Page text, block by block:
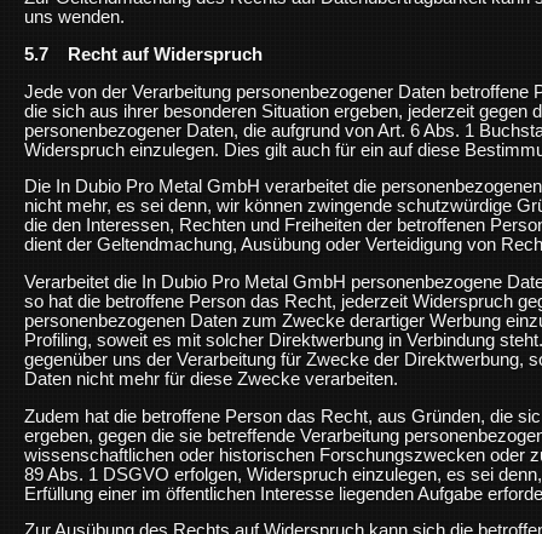
uns wenden.
5.7 Recht auf Widerspruch
Jede von der Verarbeitung personenbezogener Daten betroffene
die sich aus ihrer besonderen Situation ergeben, jederzeit gegen
personenbezogener Daten, die aufgrund von Art. 6 Abs. 1
Widerspruch einzulegen. Dies gilt auch für ein auf diese
Die In Dubio Pro Metal GmbH verarbeitet die
nicht mehr, es sei denn, wir können zwingende schutzwürdige
die den Interessen, Rechten und Freiheiten der betroffenen
dient der Geltendmachung, Ausübung oder Verteidigung von
Verarbeitet die In Dubio Pro Metal GmbH personenbezogene
so hat die betroffene Person das Recht, jederzeit Widerspruch
personenbezogenen Daten zum Zwecke derartiger Werbung
Profiling, soweit es mit solcher Direktwerbung in Verbindung
gegenüber uns der Verarbeitung für Zwecke der Direktwerbung,
Daten nicht mehr für diese Zwecke verarbeiten.
Zudem hat die betroffene Person das Recht, aus Gründen, die
ergeben, gegen die sie betreffende Verarbeitung
wissenschaftlichen oder historischen Forschungszwecken oder
89 Abs. 1 DSGVO erfolgen, Widerspruch einzulegen, es sei
Erfüllung einer im öffentlichen Interesse liegenden Aufgabe